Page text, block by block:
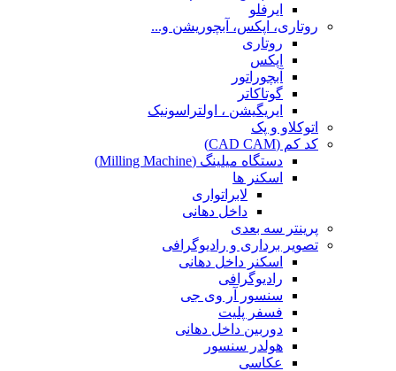
ایرفلو
روتاری، اپکس، آبچوریشن و...
روتاری
اپکس
آبچوراتور
گوتاکاتر
ایریگیشن ، اولتراسونیک
اتوکلاو و پک
کد کم (CAD CAM)
دستگاه میلینگ (Milling Machine)
اسکنر ها
لابراتواری
داخل دهانی
پرینتر سه بعدی
تصویر برداری و رادیوگرافی
اسکنر داخل دهانی
رادیوگرافی
سنسور آر وی جی
فسفر پلیت
دوربین داخل دهانی
هولدر سنسور
عکاسی